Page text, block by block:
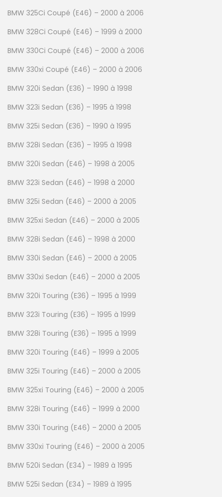
BMW 325Ci Coupé (E46) – 2000 à 2006
BMW 328Ci Coupé (E46) – 1999 à 2000
BMW 330Ci Coupé (E46) – 2000 à 2006
BMW 330xi Coupé (E46) – 2000 à 2006
BMW 320i Sedan (E36) – 1990 à 1998
BMW 323i Sedan (E36) – 1995 à 1998
BMW 325i Sedan (E36) – 1990 à 1995
BMW 328i Sedan (E36) – 1995 à 1998
BMW 320i Sedan (E46) – 1998 à 2005
BMW 323i Sedan (E46) – 1998 à 2000
BMW 325i Sedan (E46) – 2000 à 2005
BMW 325xi Sedan (E46) – 2000 à 2005
BMW 328i Sedan (E46) – 1998 à 2000
BMW 330i Sedan (E46) – 2000 à 2005
BMW 330xi Sedan (E46) – 2000 à 2005
BMW 320i Touring (E36) – 1995 à 1999
BMW 323i Touring (E36) – 1995 à 1999
BMW 328i Touring (E36) – 1995 à 1999
BMW 320i Touring (E46) – 1999 à 2005
BMW 325i Touring (E46) – 2000 à 2005
BMW 325xi Touring (E46) – 2000 à 2005
BMW 328i Touring (E46) – 1999 à 2000
BMW 330i Touring (E46) – 2000 à 2005
BMW 330xi Touring (E46) – 2000 à 2005
BMW 520i Sedan (E34) – 1989 à 1995
BMW 525i Sedan (E34) – 1989 à 1995